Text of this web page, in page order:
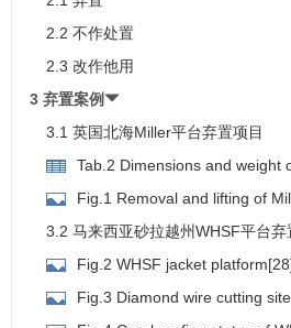
2.2 不作处置
2.3 改作他用
3 弃置案例
3.1 英国北海Miller平台弃置项目
Tab.2 Dimensions and weight
upper platform
Fig.1 Removal and lifting of
platform[22]
3.2 马来西亚砂拉越州WHSF平台弃
Fig.2 WHSF jacket
Fig.3 Diamond wire cutting